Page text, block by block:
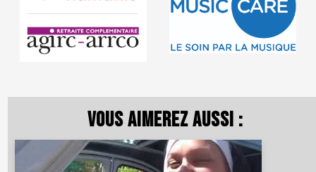
Vous aimerez aussi :